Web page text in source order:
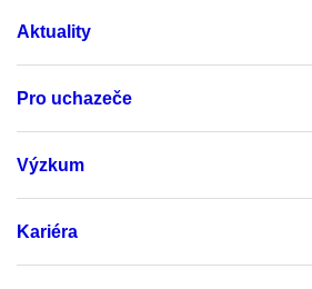
Aktuality
Pro uchazeče
Výzkum
Kariéra